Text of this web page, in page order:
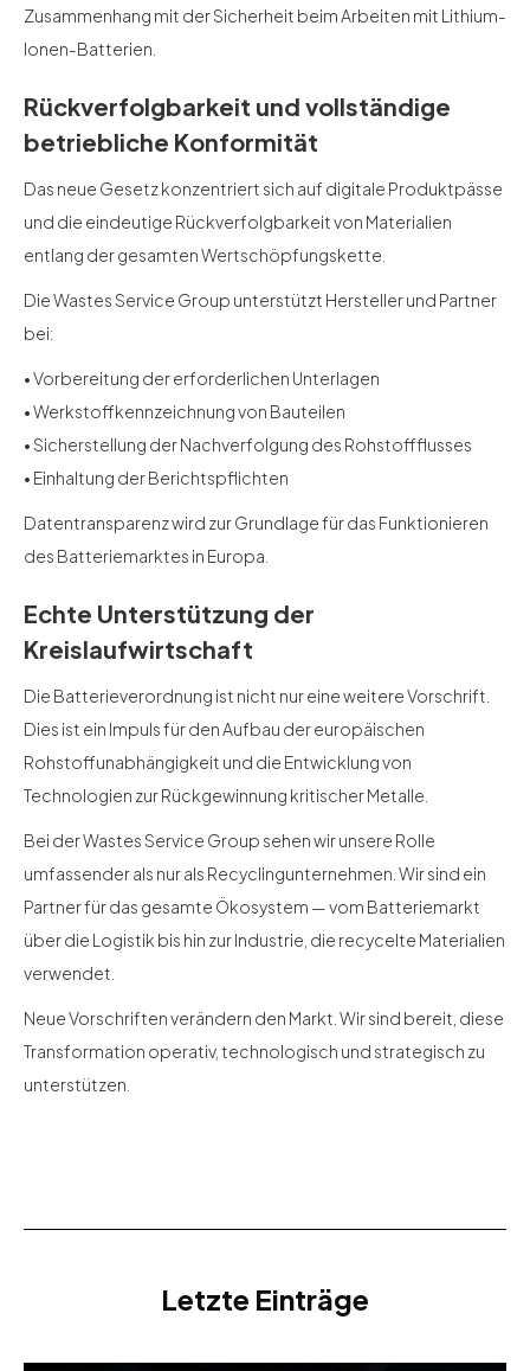
Zusammenhang mit der Sicherheit beim Arbeiten mit Lithium-
Ionen-Batterien.
Rückverfolgbarkeit und vollständige
betriebliche Konformität
Das neue Gesetz konzentriert sich auf digitale Produktpässe
und die eindeutige Rückverfolgbarkeit von Materialien
entlang der gesamten Wertschöpfungskette.
Die Wastes Service Group unterstützt Hersteller und Partner
bei:
• Vorbereitung der erforderlichen Unterlagen
• Werkstoffkennzeichnung von Bauteilen
• Sicherstellung der Nachverfolgung des Rohstoffflusses
• Einhaltung der Berichtspflichten
Datentransparenz wird zur Grundlage für das Funktionieren
des Batteriemarktes in Europa.
Echte Unterstützung der
Kreislaufwirtschaft
Die Batterieverordnung ist nicht nur eine weitere Vorschrift.
Dies ist ein Impuls für den Aufbau der europäischen
Rohstoffunabhängigkeit und die Entwicklung von
Technologien zur Rückgewinnung kritischer Metalle.
Bei der Wastes Service Group sehen wir unsere Rolle
umfassender als nur als Recyclingunternehmen. Wir sind ein
Partner für das gesamte Ökosystem — vom Batteriemarkt
über die Logistik bis hin zur Industrie, die recycelte Materialien
verwendet.
Neue Vorschriften verändern den Markt. Wir sind bereit, diese
Transformation operativ, technologisch und strategisch zu
unterstützen.
Letzte Einträge